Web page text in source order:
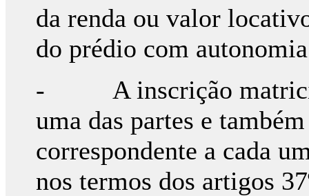
da renda ou valor
do prédio com
- A inscrição matricial
uma das partes e
correspondente a cada
nos termos dos artigos